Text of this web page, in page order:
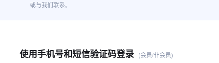
或与我们联系。
使用手机号和短信验证码登录 (会员/非会员)